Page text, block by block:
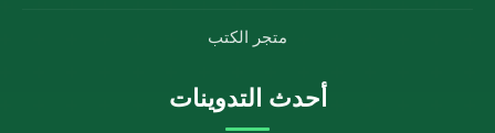
متجر الكتب
أحدث التدوينات